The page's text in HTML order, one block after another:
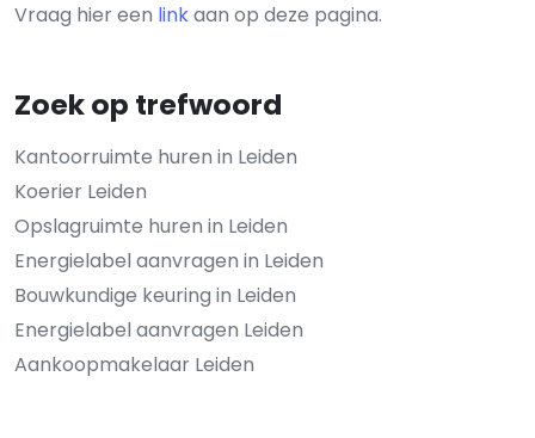
Vraag hier een linkaan op deze pagina.
Zoek op trefwoord
Kantoorruimte huren in Leiden
Koerier Leiden
Opslagruimte huren in Leiden
Energielabel aanvragen in Leiden
Bouwkundige keuring in Leiden
Energielabel aanvragen Leiden
Aankoopmakelaar Leiden